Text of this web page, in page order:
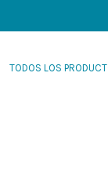
TODOS LOS